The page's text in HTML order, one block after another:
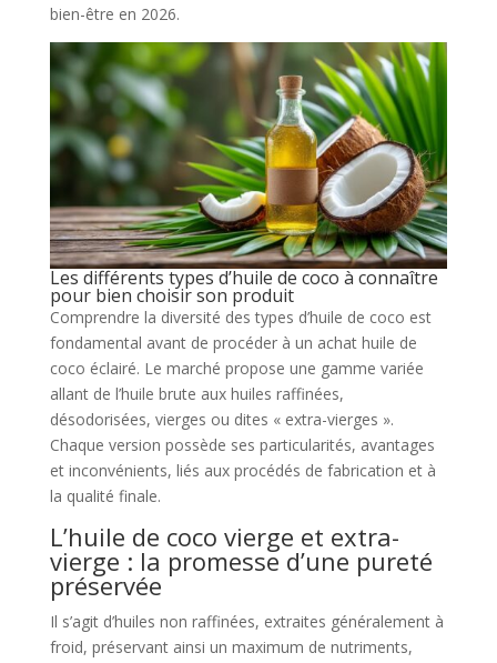
bien-être en 2026.
Les différents types d’huile de coco à connaître
pour bien choisir son produit
Comprendre la diversité des types d’huile de coco est
fondamental avant de procéder à un achat huile de
coco éclairé. Le marché propose une gamme variée
allant de l’huile brute aux huiles raffinées,
désodorisées, vierges ou dites « extra-vierges ».
Chaque version possède ses particularités, avantages
et inconvénients, liés aux procédés de fabrication et à
la qualité finale.
L’huile de coco vierge et extra-
vierge : la promesse d’une pureté
préservée
Il s’agit d’huiles non raffinées, extraites généralement à
froid, préservant ainsi un maximum de nutriments,